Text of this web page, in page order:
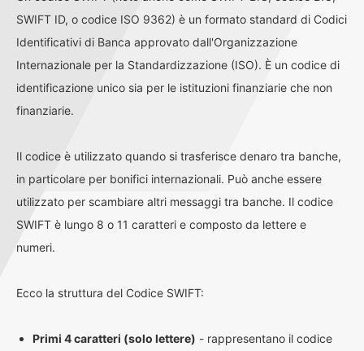
SWIFT ID, o codice ISO 9362) è un formato standard di Codici
Identificativi di Banca approvato dall'Organizzazione
Internazionale per la Standardizzazione (ISO). È un codice di
identificazione unico sia per le istituzioni finanziarie che non
finanziarie.
Il codice è utilizzato quando si trasferisce denaro tra banche,
in particolare per bonifici internazionali. Può anche essere
utilizzato per scambiare altri messaggi tra banche. Il codice
SWIFT è lungo 8 o 11 caratteri e composto da lettere e
numeri.
Ecco la struttura del Codice SWIFT:
Primi 4 caratteri (solo lettere) - rappresentano il codice